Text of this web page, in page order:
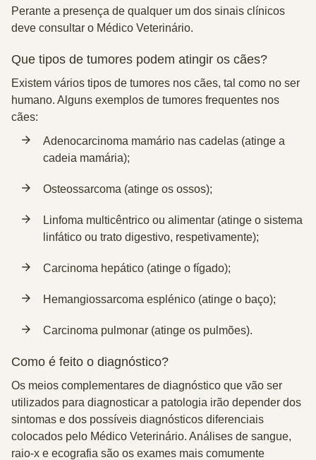
Perante a presença de qualquer um dos sinais clínicos
deve consultar o Médico Veterinário.
Que tipos de tumores podem atingir os cães?
Existem vários tipos de tumores nos cães, tal como no ser
humano. Alguns exemplos de tumores frequentes nos
cães:
Adenocarcinoma mamário nas cadelas (atinge a
cadeia mamária);
Osteossarcoma (atinge os ossos);
Linfoma multicêntrico ou alimentar (atinge o sistema
linfático ou trato digestivo, respetivamente);
Carcinoma hepático (atinge o fígado);
Hemangiossarcoma esplénico (atinge o baço);
Carcinoma pulmonar (atinge os pulmões).
Como é feito o diagnóstico?
Os meios complementares de diagnóstico que vão ser
utilizados para diagnosticar a patologia irão depender dos
sintomas e dos possíveis diagnósticos diferenciais
colocados pelo Médico Veterinário. Análises de sangue,
raio-x e ecografia são os exames mais comumente